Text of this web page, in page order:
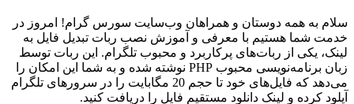
سلام به همه دوستان و همراهان وب‌سایت سورس گرام! امروز در
خدمت شما هستیم با معرفی و آموزش نصب ربات تبدیل فایل به
لینک، یکی از ربات‌های پرکاربرد و محبوب تلگرام. این ربات توسط
زبان برنامه‌نویسی محبوب PHP نوشته شده و به شما این امکان را
می‌دهد که فایل‌های خود تا حجم 20 مگابایت را در سرورهای تلگرام
آپلود کرده و لینک دانلود مستقیم فایل را دریافت کنید.